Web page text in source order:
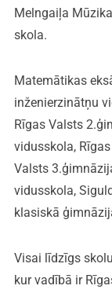
Melngaiļa
skola.
Matemātikas
inženierzinātņu
Rīgas Valsts
vidusskola,
Valsts
vidusskola,
klasiskā
Visai līdzīgs
kur vadībā ir